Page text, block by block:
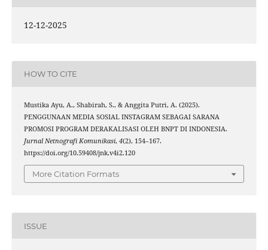
12-12-2025
HOW TO CITE
Mustika Ayu, A., Shabirah, S., & Anggita Putri, A. (2025).
PENGGUNAAN MEDIA SOSIAL INSTAGRAM SEBAGAI SARANA
PROMOSI PROGRAM DERAKALISASI OLEH BNPT DI INDONESIA.
Jurnal Netnografi Komunikasi, 4(2), 154–167.
https://doi.org/10.59408/jnk.v4i2.120
More Citation Formats
ISSUE